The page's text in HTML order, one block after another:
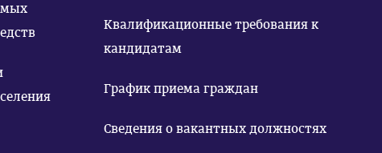
Квалификационные требования к
кандидатам
График приема граждан
Сведения о вакантных должностях